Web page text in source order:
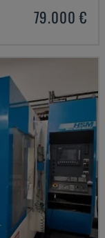
79.000 €